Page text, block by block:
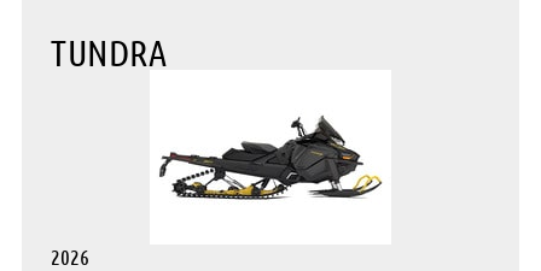
TUNDRA
2026